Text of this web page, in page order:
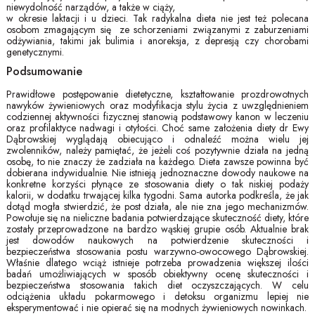
niewydolność narządów, a także w ciąży,
w okresie laktacji i u dzieci. Tak radykalna dieta nie jest też polecana
osobom zmagającym się ze schorzeniami związanymi z zaburzeniami
odżywiania, takimi jak bulimia i anoreksja, z depresją czy chorobami
genetycznymi.
Podsumowanie
Prawidłowe postępowanie dietetyczne, kształtowanie prozdrowotnych
nawyków żywieniowych oraz modyfikacja stylu życia z uwzględnieniem
codziennej aktywności fizycznej stanowią podstawowy kanon w leczeniu
oraz profilaktyce nadwagi i otyłości. Choć same założenia diety dr Ewy
Dąbrowskiej wyglądają obiecująco i odnaleźć można wielu jej
zwolenników, należy pamiętać, że jeżeli coś pozytywnie działa na jedną
osobę, to nie znaczy że zadziała na każdego. Dieta zawsze powinna być
dobierana indywidualnie. Nie istnieją jednoznaczne dowody naukowe na
konkretne korzyści płynące ze stosowania diety o tak niskiej podaży
kalorii, w dodatku trwającej kilka tygodni. Sama autorka podkreśla, że jak
dotąd mogła stwierdzić, że post działa, ale nie zna jego mechanizmów.
Powołuje się na nieliczne badania potwierdzające skuteczność diety, które
zostały przeprowadzone na bardzo wąskiej grupie osób. Aktualnie brak
jest dowodów naukowych na potwierdzenie skuteczności i
bezpieczeństwa stosowania postu warzywno-owocowego Dąbrowskiej.
Właśnie dlatego wciąż istnieje potrzeba prowadzenia większej ilości
badań umożliwiających w sposób obiektywny ocenę skuteczności i
bezpieczeństwa stosowania takich diet oczyszczających. W celu
odciążenia układu pokarmowego i detoksu organizmu lepiej nie
eksperymentować i nie opierać się na modnych żywieniowych nowinkach.